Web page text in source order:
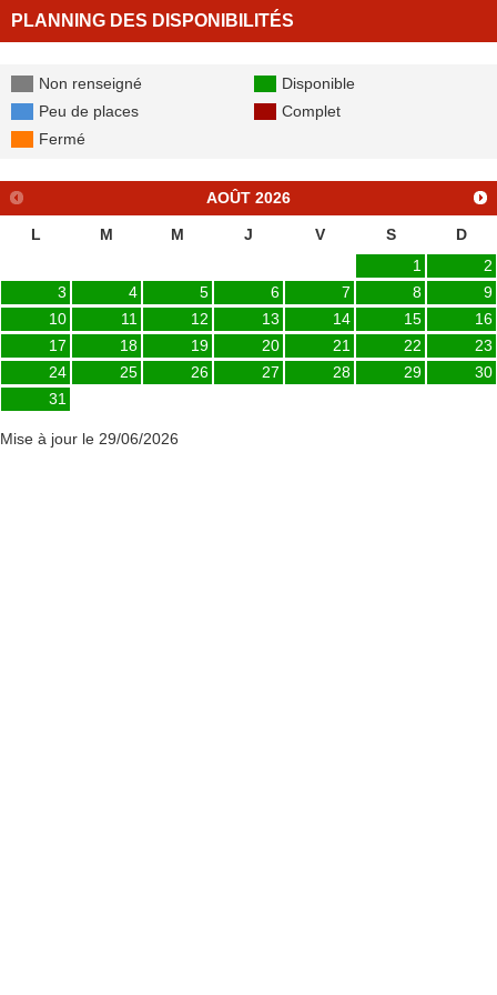
PLANNING DES DISPONIBILITÉS
Non renseigné
Disponible
Peu de places
Complet
Fermé
AOÛT 2026
L M M J V S
D
1
2
3
4 5 6 7 8
9
10
11 12 13 14 15
16
17
18 19 20 21 22
23
24
25 26 27 28 29
30
31
Mise à jour le 29/06/2026